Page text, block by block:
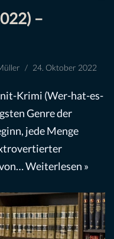
–
24. Oktober 2022
Krimi (Wer-hat-es-
Genre der
jede Menge
Weiterlesen »